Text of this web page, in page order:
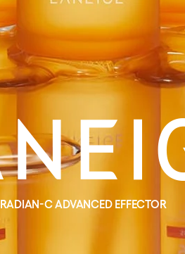
RADIAN-C ADVANCED EFFECTOR